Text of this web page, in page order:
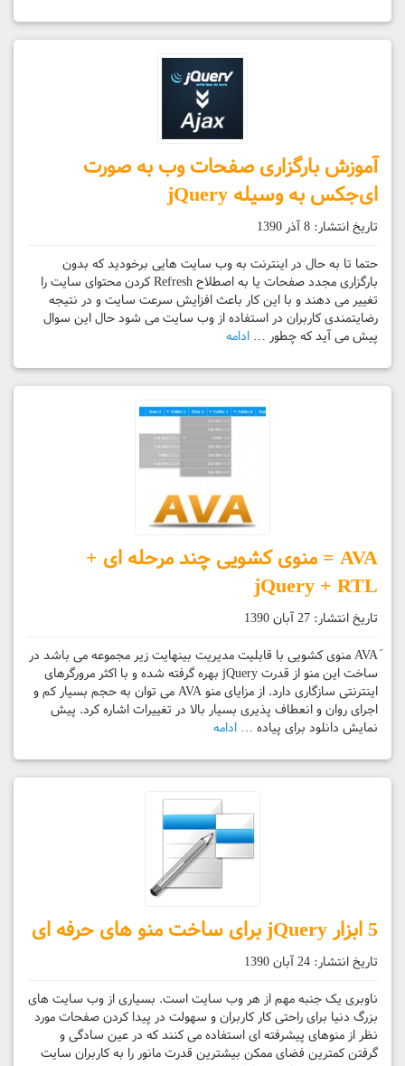
آموزش بارگزاری صفحات وب به صورت
ای‌جکس به وسیله jQuery
تاریخ انتشار: 8 آذر 1390
حتما تا به حال در اینترنت به وب سایت هایی برخودید که بدون
بارگزاری مجدد صفحات یا به اصطلاح Refresh کردن محتوای سایت را
تغییر می دهند و با این کار باعث افزایش سرعت سایت و در نتیجه
رضایتمندی کاربران در استفاده از وب سایت می شود حال این سوال
پیش می آید که چطور … ادامه
AVA = منوی کشویی چند مرحله ای +
jQuery + RTL
تاریخ انتشار: 27 آبان 1390
َAVA منوی کشویی با قابلیت مدیریت بینهایت زیر مجموعه می باشد در
ساخت این منو از قدرت jQuery بهره گرفته شده و با اکثر مرورگرهای
اینترنتی سازگاری دارد. از مزایای منو AVA می توان به حجم بسیار کم و
اجرای روان و انعطاف پذیری بسیار بالا در تغییرات اشاره کرد. پیش
نمایش دانلود برای پیاده … ادامه
5 ابزار jQuery برای ساخت منو های حرفه ای
تاریخ انتشار: 24 آبان 1390
ناوبری یک جنبه مهم از هر وب سایت است. بسیاری از وب سایت های
بزرگ دنیا برای راحتی کار کاربران و سهولت در پیدا کردن صفحات مورد
نظر از منوهای پیشرفته ای استفاده می کنند که در عین سادگی و
گرفتن کمترین فضای ممکن بیشترین قدرت مانور را به کاربران سایت